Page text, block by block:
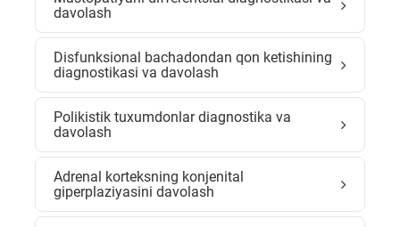
davolash
Disfunksional bachadondan qon ketishining
diagnostikasi va davolash
Polikistik tuxumdonlar diagnostika va
davolash
Adrenal korteksning konjenital
giperplaziyasini davolash